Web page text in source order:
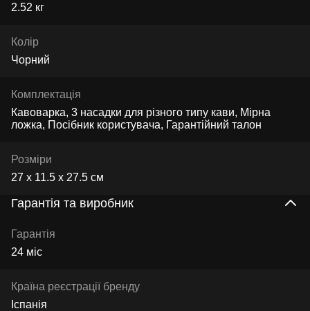
2.52 кг
Колір
Чорний
Комплектація
Кавоварка, 3 насадки для різного типу кави, Мірна
ложка, Посібник користувача, Гарантійний талон
Розміри
27 х 11.5 х 27.5 см
Гарантія та виробник
Гарантія
24 міс
Країна реєстрації бренду
Іспанія